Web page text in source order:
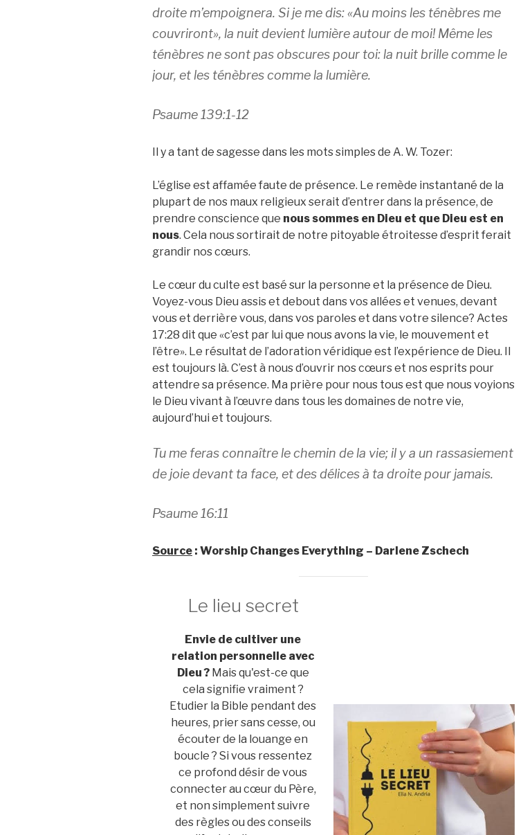
droite m’empoignera. Si je me dis: «Au moins les ténèbres me
couvriront», la nuit devient lumière autour de moi! Même les
ténèbres ne sont pas obscures pour toi: la nuit brille comme le
jour, et les ténèbres comme la lumière.
Psaume 139:1‭-‬12
Il y a tant de sagesse dans les mots simples de A. W. Tozer:
L’église est affamée faute de présence. Le remède instantané de la
plupart de nos maux religieux serait d’entrer dans la présence, de
prendre conscience que nous sommes en Dieu et que Dieu est en
nous. Cela nous sortirait de notre pitoyable étroitesse d’esprit ferait
grandir nos cœurs.
Le cœur du culte est basé sur la personne et la présence de Dieu.
Voyez-vous Dieu assis et debout dans vos allées et venues, devant
vous et derrière vous, dans vos paroles et dans votre silence? Actes
17:28 dit que «c’est par lui que nous avons la vie, le mouvement et
l’être». Le résultat de l’adoration véridique est l’expérience de Dieu. Il
est toujours là. C’est à nous d’ouvrir nos cœurs et nos esprits pour
attendre sa présence. Ma prière pour nous tous est que nous voyions
le Dieu vivant à l’œuvre dans tous les domaines de notre vie,
aujourd’hui et toujours.
Tu me feras connaître le chemin de la vie; il y a un rassasiement
de joie devant ta face, et des délices à ta droite pour jamais.
Psaume 16:11
Source : Worship Changes Everything – Darlene Zschech
Le lieu secret
Envie de cultiver une
relation personnelle avec
Dieu ? Mais qu'est-ce que
cela signifie vraiment ?
Etudier la Bible pendant des
heures, prier sans cesse, ou
écouter de la louange en
boucle ? Si vous ressentez
ce profond désir de vous
connecter au cœur du Père,
et non simplement suivre
des règles ou des conseils